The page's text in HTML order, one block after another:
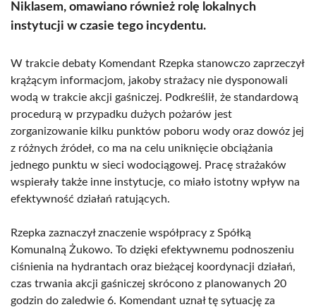
Niklasem, omawiano również rolę lokalnych
instytucji w czasie tego incydentu.
W trakcie debaty Komendant Rzepka stanowczo zaprzeczył
krążącym informacjom, jakoby strażacy nie dysponowali
wodą w trakcie akcji gaśniczej. Podkreślił, że standardową
procedurą w przypadku dużych pożarów jest
zorganizowanie kilku punktów poboru wody oraz dowóz jej
z różnych źródeł, co ma na celu uniknięcie obciążania
jednego punktu w sieci wodociągowej. Pracę strażaków
wspierały także inne instytucje, co miało istotny wpływ na
efektywność działań ratujących.
Rzepka zaznaczył znaczenie współpracy z Spółką
Komunalną Żukowo. To dzięki efektywnemu podnoszeniu
ciśnienia na hydrantach oraz bieżącej koordynacji działań,
czas trwania akcji gaśniczej skrócono z planowanych 20
godzin do zaledwie 6. Komendant uznał tę sytuację za